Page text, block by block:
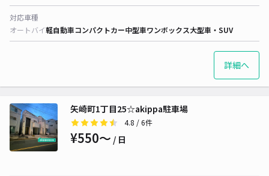
対応車種
オートバイ軽自動車コンパクトカー中型車ワンボックス大型車・SUV
詳細へ
矢崎町1丁目25☆akippa駐車場
4.8 / 6件
¥550〜 / 日